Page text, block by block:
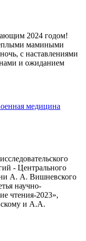
2024 годом!
мамиными
с наставлениями
и ожиданием
медицина
- Центрального
А. А. Вишневского
научно-
чтения-2023»,
и А.А.